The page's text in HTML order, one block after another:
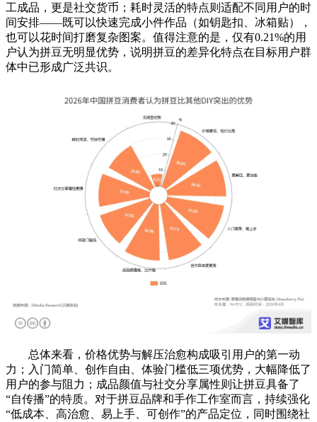
工成品，更是社交货币；耗时灵活的特点则适配不同用户的时
间安排——既可以快速完成小件作品（如钥匙扣、冰箱贴），
也可以花时间打磨复杂图案。值得注意的是，仅有0.21%的用
户认为拼豆无明显优势，说明拼豆的差异化特点在目标用户群
体中已形成广泛共识。
总体来看，价格优势与解压治愈构成吸引用户的第一动
力；入门简单、创作自由、体验门槛低三项优势，大幅降低了
用户的参与阻力；成品颜值与社交分享属性则让拼豆具备了
“自传播”的特质。对于拼豆品牌和手作工作室而言，持续强化
“低成本、高治愈、易上手、可创作”的产品定位，同时围绕社